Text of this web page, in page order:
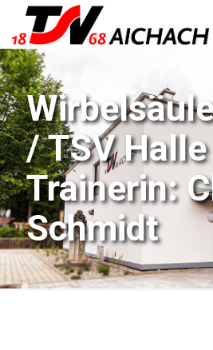
/ TSV
Trainerin:
Schmidt